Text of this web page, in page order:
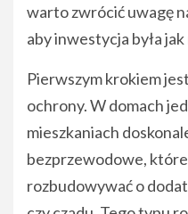
warto zwrócić uwagę
aby inwestycja była
Pierwszym krokiem
ochrony. W domach
mieszkaniach
bezprzewodowe,
rozbudowywać o